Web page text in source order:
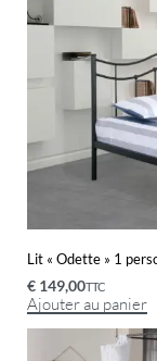
Lit « Odette » 1
€ 149,00TTC
Ajouter au panier